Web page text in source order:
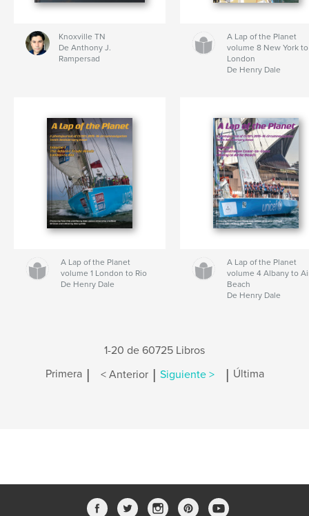
Knoxville TN
De Anthony J.
Rampersad
A Lap of the Planet
volume 8 New York to
London
De Henry Dale
A Lap of the Planet
volume 1 London to Rio
De Henry Dale
A Lap of the Planet
volume 4 Albany to
Beach
De Henry Dale
1-20 de 60725 Libros
Primera | < Anterior | Siguiente > | Última